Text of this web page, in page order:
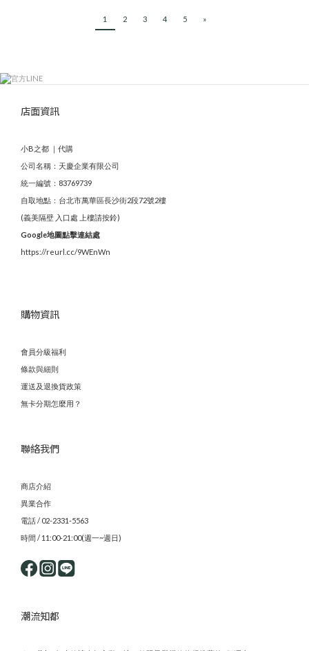
1 2 3 4 5 »
店面資訊
小B之都 ｜代購
公司名稱：天慶企業有限公司
統一編號：83769739
自取地點：台北市萬華區長沙街2段72號2樓
(義美隔壁 入口處 上樓請按鈴)
Google地圖點擊連結處
https://reurl.cc/9WEnWn
購物資訊
會員分級福利
條款與細則
運送及退換貨政策
無卡分期怎麼用？
聯絡我們
商店介紹
異業合作
電話 / 02-2331-5563
時間 / 11:00-21:00(週一~週日)
潮流知都